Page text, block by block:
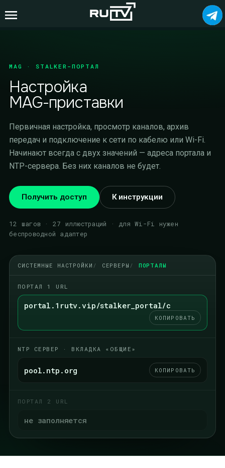
MAG · STALKER-ПОРТАЛ
Настройка
MAG-приставки
Первичная настройка, просмотр каналов, архив
передач и подключение к сети по кабелю или Wi-Fi.
Начинают всегда с двух значений — адреса портала и
NTP-сервера. Без них каналов не будет.
Получить доступ К инструкции
12 шагов · 27 иллюстраций · для Wi-Fi нужен
беспроводной адаптер
СИСТЕМНЫЕ НАСТРОЙКИ СЕРВЕРЫ ПОРТАЛЫ
ПОРТАЛ 1 URL
portal.1rutv.vip/stalker_portal/c
КОПИРОВАТЬ
NTP СЕРВЕР · ВКЛАДКА «ОБЩИЕ»
pool.ntp.org КОПИРОВАТЬ
ПОРТАЛ 2 URL
не заполняется